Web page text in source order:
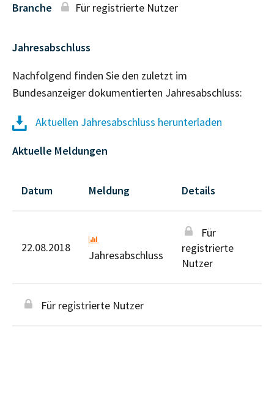
Branche Für registrierte Nutzer
Jahresabschluss
Nachfolgend finden Sie den zuletzt im
Bundesanzeiger dokumentierten Jahresabschluss:
Aktuellen Jahresabschluss herunterladen
Aktuelle Meldungen
Datum Meldung Details
22.08.2018
Jahresabschluss
Für
registrierte
Nutzer
Für registrierte Nutzer